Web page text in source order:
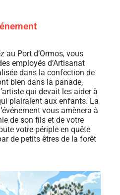
au Port d’Ormos, vous
employés d’Artisanat
dans la confection de
bien dans la panade,
qui devait les aider à
plairaient aux enfants. La
vous amènera à
de son fils et de votre
votre périple en quête
de petits êtres de la forêt